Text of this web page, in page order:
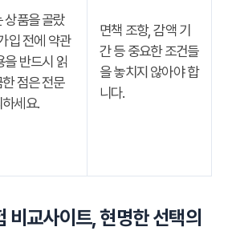
상품을 골랐
입 전에 약관
을 반드시 읽
점은 전문
세요.
면책 조항, 감액 기
간 등 중요한 조건들
을 놓치지 않아야 합
니다.
비교사이트, 현명한 선택의